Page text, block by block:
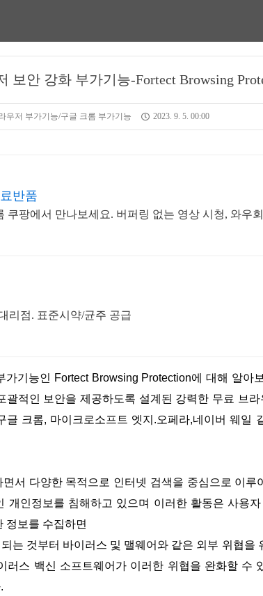
보안 강화 부가기능-Fortect Browsing
우저 부가기능/구글 크롬 부가기능 2023. 9. 5. 00:00
반품
쿠팡에서 만나보세요. 버퍼링 없는 영상 시청, 와우
리점. 표준시약/균주 공급
적인 보안을 제공하도록 설계된 강력한 무료 브
크롬, 마이크로소프트 엣지.오페라,네이버 웨일
서 다양한 목적으로 인터넷 검색을 중심으로 이루
개인정보를 침해하고 있으며 이러한 활동은 사용
정보를 수집하면
러스 백신 소프트웨어가 이러한 위협을 완화할 수